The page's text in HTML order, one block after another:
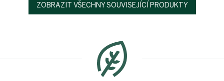
ZOBRAZIT VŠECHNY SOUVISEJÍCÍ PRODUKTY
a